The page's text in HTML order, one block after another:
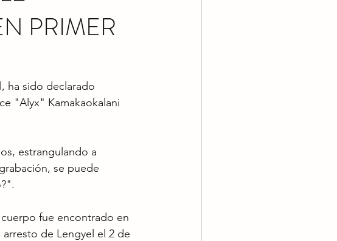
PRIMER
ha sido declarado
"Alyx" Kamakaokalani
estrangulando a
se puede
fue encontrado en
de Lengyel el 2 de